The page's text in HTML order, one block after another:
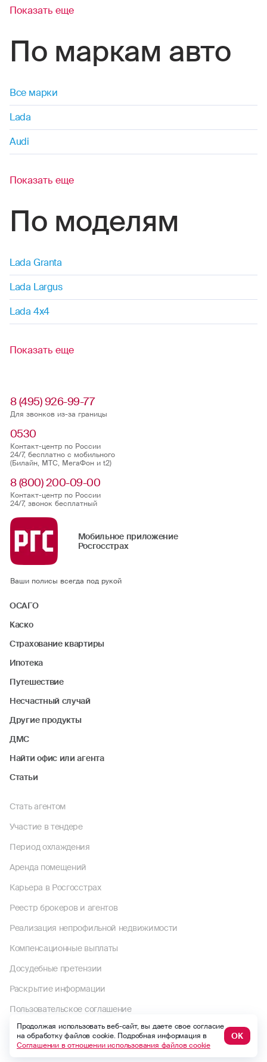
Показать еще
По маркам авто
Все марки
Lada
Audi
Показать еще
По моделям
Lada Granta
Lada Largus
Lada 4x4
Показать еще
8 (495) 926-99-77
Для звонков из-за границы
0530
Контакт-центр по России
24/7, бесплатно с мобильного
(Билайн, МТС, МегаФон и t2)
8 (800) 200-09-00
Контакт-центр по России
24/7, звонок бесплатный
Мобильное приложение
Росгосстрах
Ваши полисы всегда под рукой
ОСАГО
Каско
Страхование квартиры
Ипотека
Путешествие
Несчастный случай
Другие продукты
ДМС
Найти офис или агента
Статьи
Стать агентом
Участие в тендере
Период охлаждения
Аренда помещений
Карьера в Росгосстрах
Реестр брокеров и агентов
Реализация непрофильной недвижимости
Компенсационные выплаты
Досудебные претензии
Раскрытие информации
Пользовательское соглашение
Для получателей страховых услуг
Правила страхования и страховые тарифы
Продолжая использовать веб-сайт, вы даете свое согласие
на обработку файлов cookie. Подробная информация в
Соглашении в отношении использования файлов cookie
ОК